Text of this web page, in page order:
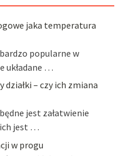
jaka temperatura
popularne w
układane …
działki – czy ich zmiana
jest załatwienie
jest …
w progu